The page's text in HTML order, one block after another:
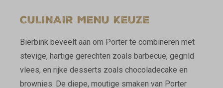
CULINAIR MENU KEUZE
Bierbink beveelt aan om Porter te combineren met
stevige, hartige gerechten zoals barbecue, gegrild
vlees, en rijke desserts zoals chocoladecake en
brownies. De diepe, moutige smaken van Porter